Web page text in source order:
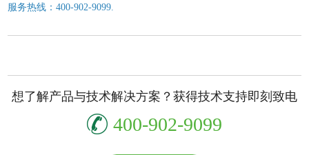
服务热线：400-902-9099.
想了解产品与技术解决方案？获得技术支持即刻致电
400-902-9099